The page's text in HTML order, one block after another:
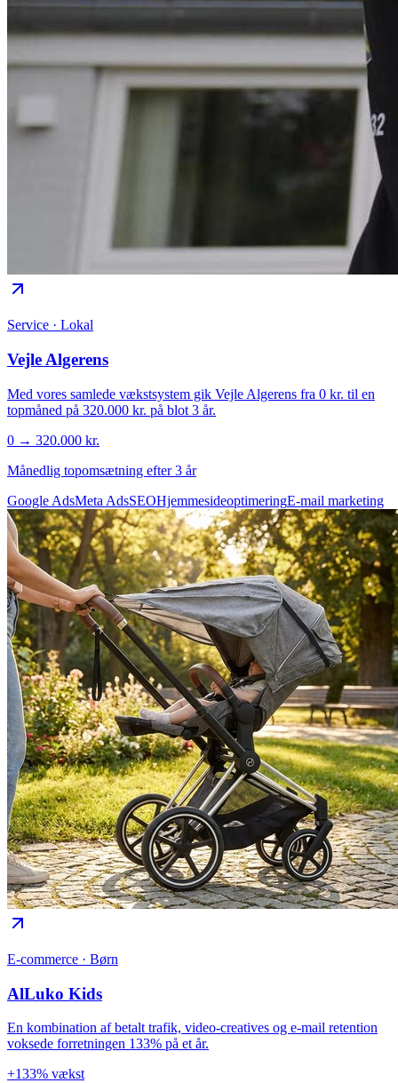
Service · Lokal
Vejle Algerens
Med vores samlede vækstsystem gik Vejle Algerens fra 0 kr. til en
topmåned på 320.000 kr. på blot 3 år.
0 → 320.000 kr.
Månedlig topomsætning efter 3 år
Google AdsMeta AdsSEOHjemmesideoptimeringE-mail marketing
E-commerce · Børn
AlLuko Kids
En kombination af betalt trafik, video-creatives og e-mail retention
voksede forretningen 133% på et år.
+133% vækst